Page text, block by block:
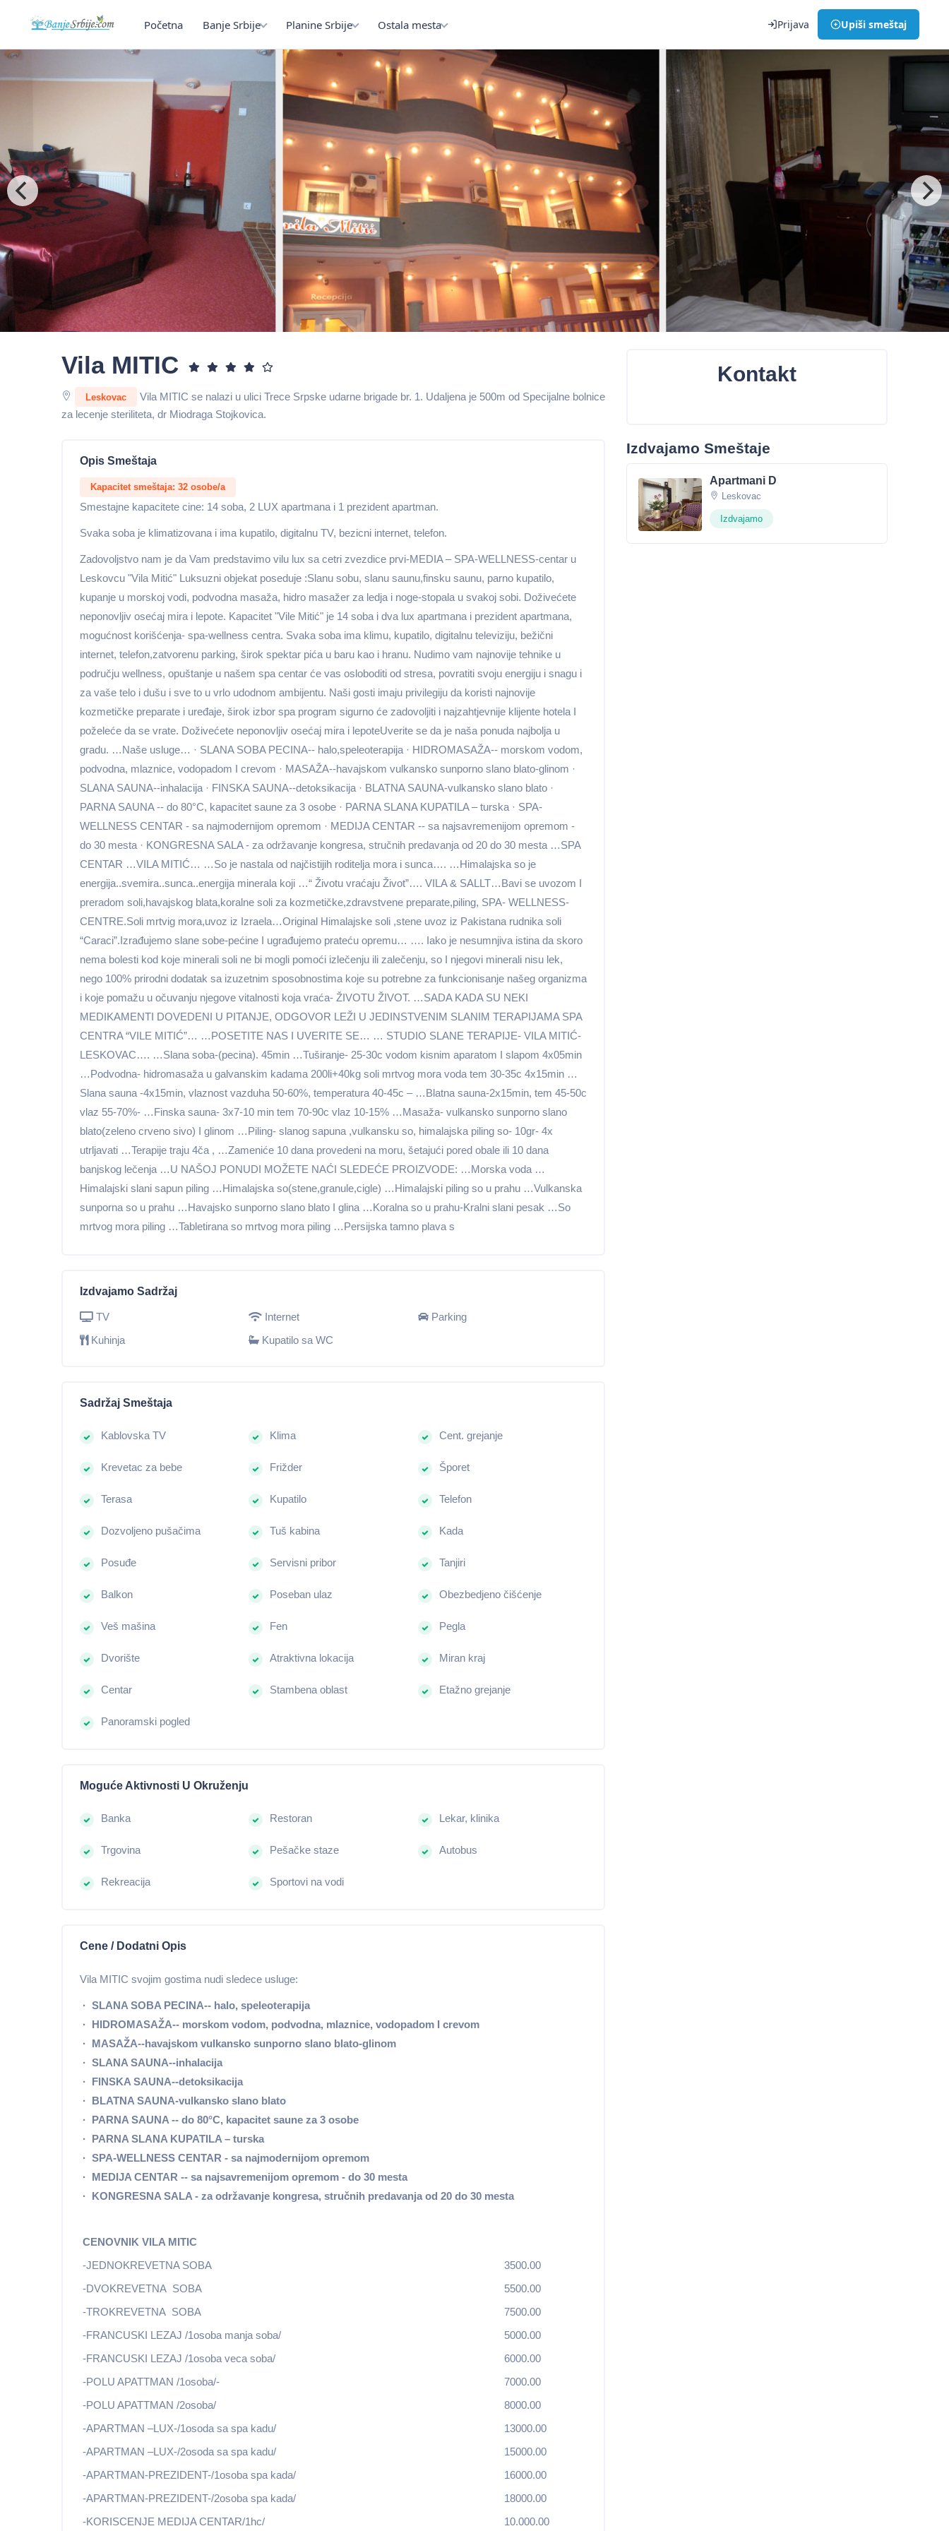
Početna Banje Srbije Planine Srbije Ostala mesta Prijava Upiši smeštaj
Vila MITIC
Leskovac
Vila MITIC se nalazi u ulici Trece Srpske udarne brigade br. 1. Udaljena je 500m od Specijalne bolnice
za lecenje steriliteta, dr Miodraga Stojkovica.
Opis Smeštaja
Kapacitet smeštaja: 32 osobe/a
Smestajne kapacitete cine: 14 soba, 2 LUX apartmana i 1 prezident apartman.
Svaka soba je klimatizovana i ima kupatilo, digitalnu TV, bezicni internet, telefon.
Zadovoljstvo nam je da Vam predstavimo vilu lux sa cetri zvezdice prvi-MEDIA – SPA-WELLNESS-centar u
Leskovcu "Vila Mitić" Luksuzni objekat poseduje :Slanu sobu, slanu saunu,finsku saunu, parno kupatilo,
kupanje u morskoj vodi, podvodna masaža, hidro masažer za ledja i noge-stopala u svakoj sobi. Doživećete
neponovljiv osećaj mira i lepote. Kapacitet "Vile Mitić" je 14 soba i dva lux apartmana i prezident apartmana,
mogućnost korišćenja- spa-wellness centra. Svaka soba ima klimu, kupatilo, digitalnu televiziju, bežični
internet, telefon,zatvorenu parking, širok spektar pića u baru kao i hranu. Nudimo vam najnovije tehnike u
području wellness, opuštanje u našem spa centar će vas osloboditi od stresa, povratiti svoju energiju i snagu i
za vaše telo i dušu i sve to u vrlo udodnom ambijentu. Naši gosti imaju privilegiju da koristi najnovije
kozmetičke preparate i uređaje, širok izbor spa program sigurno će zadovoljiti i najzahtjevnije klijente hotela I
poželeće da se vrate. Doživećete neponovljiv osećaj mira i lepoteUverite se da je naša ponuda najbolja u
gradu. …Naše usluge… · SLANA SOBA PECINA-- halo,speleoterapija · HIDROMASAŽA-- morskom vodom,
podvodna, mlaznice, vodopadom I crevom · MASAŽA--havajskom vulkansko sunporno slano blato-glinom ·
SLANA SAUNA--inhalacija · FINSKA SAUNA--detoksikacija · BLATNA SAUNA-vulkansko slano blato ·
PARNA SAUNA -- do 80°C, kapacitet saune za 3 osobe · PARNA SLANA KUPATILA – turska · SPA-
WELLNESS CENTAR - sa najmodernijom opremom · MEDIJA CENTAR -- sa najsavremenijom opremom -
do 30 mesta · KONGRESNA SALA - za održavanje kongresa, stručnih predavanja od 20 do 30 mesta …SPA
CENTAR …VILA MITIĆ… …So je nastala od najčistijih roditelja mora i sunca…. …Himalajska so je
energija..svemira..sunca..energija minerala koji …“ Životu vraćaju Život”…. VILA & SALLT…Bavi se uvozom I
preradom soli,havajskog blata,koralne soli za kozmetičke,zdravstvene preparate,piling, SPA- WELLNESS-
CENTRE.Soli mrtvig mora,uvoz iz Izraela…Original Himalajske soli ,stene uvoz iz Pakistana rudnika soli
“Caraci”.Izrađujemo slane sobe-pećine I ugrađujemo prateću opremu… …. Iako je nesumnjiva istina da skoro
nema bolesti kod koje minerali soli ne bi mogli pomoći izlečenju ili zalečenju, so I njegovi minerali nisu lek,
nego 100% prirodni dodatak sa izuzetnim sposobnostima koje su potrebne za funkcionisanje našeg organizma
i koje pomažu u očuvanju njegove vitalnosti koja vraća- ŽIVOTU ŽIVOT. …SADA KADA SU NEKI
MEDIKAMENTI DOVEDENI U PITANJE, ODGOVOR LEŽI U JEDINSTVENIM SLANIM TERAPIJAMA SPA
CENTRA “VILE MITIĆ”… …POSETITE NAS I UVERITE SE… … STUDIO SLANE TERAPIJE- VILA MITIĆ-
LESKOVAC…. …Slana soba-(pecina). 45min …Tuširanje- 25-30c vodom kisnim aparatom I slapom 4x05min
…Podvodna- hidromasaža u galvanskim kadama 200li+40kg soli mrtvog mora voda tem 30-35c 4x15min …
Slana sauna -4x15min, vlaznost vazduha 50-60%, temperatura 40-45c – …Blatna sauna-2x15min, tem 45-50c
vlaz 55-70%- …Finska sauna- 3x7-10 min tem 70-90c vlaz 10-15% …Masaža- vulkansko sunporno slano
blato(zeleno crveno sivo) I glinom …Piling- slanog sapuna ,vulkansku so, himalajska piling so- 10gr- 4x
utrljavati …Terapije traju 4ča , …Zameniće 10 dana provedeni na moru, šetajući pored obale ili 10 dana
banjskog lečenja …U NAŠOJ PONUDI MOŽETE NAĆI SLEDEĆE PROIZVODE: …Morska voda …
Himalajski slani sapun piling …Himalajska so(stene,granule,cigle) …Himalajski piling so u prahu …Vulkanska
sunporna so u prahu …Havajsko sunporno slano blato I glina …Koralna so u prahu-Kralni slani pesak …So
mrtvog mora piling …Tabletirana so mrtvog mora piling …Persijska tamno plava s
Izdvajamo Sadržaj
TV Internet
Parking
Kuhinja
Kupatilo sa WC
Sadržaj Smeštaja
Kablovska TV Klima Cent. grejanje
Krevetac za bebe Frižder Šporet
Terasa Kupatilo Telefon
Dozvoljeno pušačima Tuš kabina Kada
Posuđe Servisni pribor Tanjiri
Balkon Poseban ulaz Obezbedjeno čišćenje
Veš mašina Fen Pegla
Dvorište Atraktivna lokacija Miran kraj
Centar Stambena oblast Etažno grejanje
Panoramski pogled
Moguće Aktivnosti U Okruženju
Banka Restoran Lekar, klinika
Trgovina Pešačke staze Autobus
Rekreacija Sportovi na vodi
Cene / Dodatni Opis
Vila MITIC svojim gostima nudi sledece usluge:
· SLANA SOBA PECINA-- halo, speleoterapija
· HIDROMASAŽA-- morskom vodom, podvodna, mlaznice, vodopadom I crevom
· MASAŽA--havajskom vulkansko sunporno slano blato-glinom
· SLANA SAUNA--inhalacija
· FINSKA SAUNA--detoksikacija
· BLATNA SAUNA-vulkansko slano blato
· PARNA SAUNA -- do 80°C, kapacitet saune za 3 osobe
· PARNA SLANA KUPATILA – turska
· SPA-WELLNESS CENTAR - sa najmodernijom opremom
· MEDIJA CENTAR -- sa najsavremenijom opremom - do 30 mesta
· KONGRESNA SALA - za održavanje kongresa, stručnih predavanja od 20 do 30 mesta
CENOVNIK VILA MITIC
-JEDNOKREVETNA SOBA
3500.00
-DVOKREVETNA SOBA
5500.00
-TROKREVETNA SOBA
7500.00
-FRANCUSKI LEZAJ /1osoba manja soba/
5000.00
-FRANCUSKI LEZAJ /1osoba veca soba/
6000.00
-POLU APATTMAN /1osoba/-
7000.00
-POLU APATTMAN /2osoba/
8000.00
-APARTMAN –LUX-/1osoda sa spa kadu/
13000.00
-APARTMAN –LUX-/2osoda sa spa kadu/
15000.00
-APARTMAN-PREZIDENT-/1osoba spa kada/
16000.00
-APARTMAN-PREZIDENT-/2osoba spa kada/
18000.00
-KORISCENJE MEDIJA CENTAR/1hc/
10.000.00
Kontakt
Izdvajamo Smeštaje
Apartmani D
Leskovac
Izdvajamo